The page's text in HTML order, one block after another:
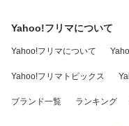
Yahoo!フリマについて
Yahoo!フリマについて
Yahoo!フリマトピックス
ブランド一覧 ランキング